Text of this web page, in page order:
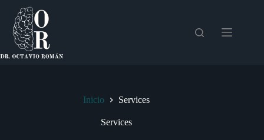
contenido
Inicio Services
Services